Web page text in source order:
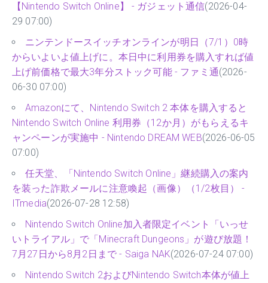
【Nintendo Switch Online】 - ガジェット通信(2026-04-
29 07:00)
ニンテンドースイッチオンラインが明日（7/1）0時
からいよいよ値上げに。本日中に利用券を購入すれば値
上げ前価格で最大3年分ストック可能 - ファミ通(2026-
06-30 07:00)
Amazonにて、Nintendo Switch 2 本体を購入すると
Nintendo Switch Online 利用券（12か月）がもらえるキ
ャンペーンが実施中 - Nintendo DREAM WEB(2026-06-05
07:00)
任天堂、「Nintendo Switch Online」継続購入の案内
を装った詐欺メールに注意喚起（画像）（1/2枚目） -
ITmedia(2026-07-28 12:58)
Nintendo Switch Online加入者限定イベント「いっせ
いトライアル」で「Minecraft Dungeons」が遊び放題！
7月27日から8月2日まで - Saiga NAK(2026-07-24 07:00)
Nintendo Switch 2およびNintendo Switch本体が値上